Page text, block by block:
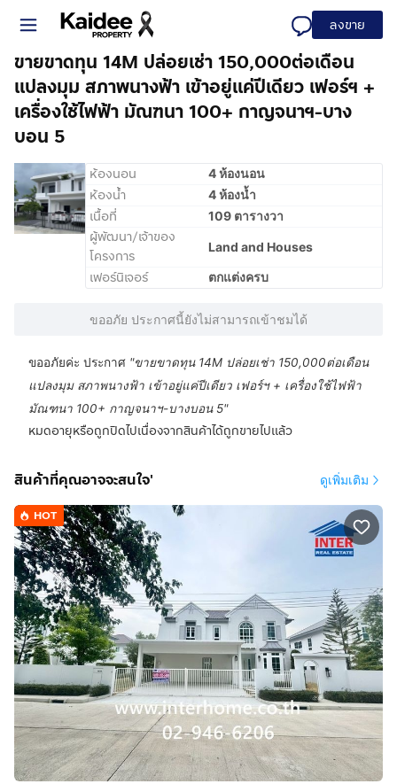
ลงขาย
ขายขาดทุน 14M ปล่อยเช่า 150,000ต่อเดือน
แปลงมุม สภาพนางฟ้า เข้าอยู่แค่ปีเดียว เฟอร์ฯ +
เครื่องใช้ไฟฟ้า มัณฑนา 100+ กาญจนาฯ-บาง
บอน 5
ห้องนอน 4 ห้องนอน
ห้องน้ำ 4 ห้องน้ำ
เนื้อที่ 109 ตารางวา
ผู้พัฒนา/เจ้าของ
โครงการ
Land and Houses
เฟอร์นิเจอร์ ตกแต่งครบ
ขออภัย ประกาศนี้ยังไม่สามารถเข้าชมได้
ขออภัยค่ะ ประกาศ "ขายขาดทุน 14M ปล่อยเช่า 150,000ต่อเดือน
แปลงมุม สภาพนางฟ้า เข้าอยู่แค่ปีเดียว เฟอร์ฯ + เครื่องใช้ไฟฟ้า
มัณฑนา 100+ กาญจนาฯ-บางบอน 5"
หมดอายุหรือถูกปิดไปเนื่องจากสินค้าได้ถูกขายไปแล้ว
สินค้าที่คุณอาจจะสนใจ' ดูเพิ่มเติม
HOT